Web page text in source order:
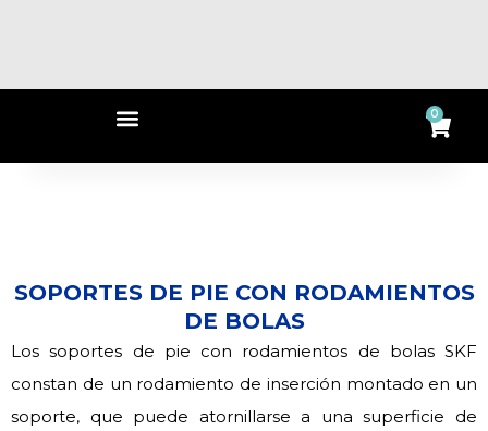
Menu 0
SOPORTES DE PIE CON RODAMIENTOS
DE BOLAS
Los soportes de pie con rodamientos de bolas SKF
constan de un rodamiento de inserción montado en un
soporte, que puede atornillarse a una superficie de